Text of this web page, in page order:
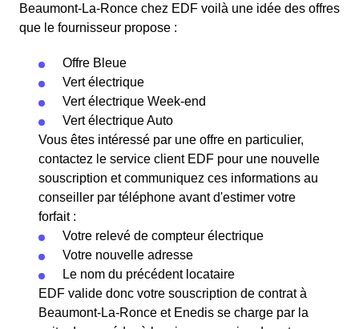
Beaumont-La-Ronce chez EDF voilà une idée des offres
que le fournisseur propose :
Offre Bleue
Vert électrique
Vert électrique Week-end
Vert électrique Auto
Vous êtes intéressé par une offre en particulier,
contactez le service client EDF pour une nouvelle
souscription et communiquez ces informations au
conseiller par téléphone avant d'estimer votre
forfait :
Votre relevé de compteur électrique
Votre nouvelle adresse
Le nom du précédent locataire
EDF valide donc votre souscription de contrat à
Beaumont-La-Ronce et Enedis se charge par la